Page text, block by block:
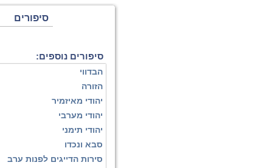
סיפורים
סיפורים נוספים:
הבדווי
הזורה
יהודי מאיזמיר
יהודי מערבי
יהודי תימני
סבא ונכדו
סירות הדייגים לפנות ערב